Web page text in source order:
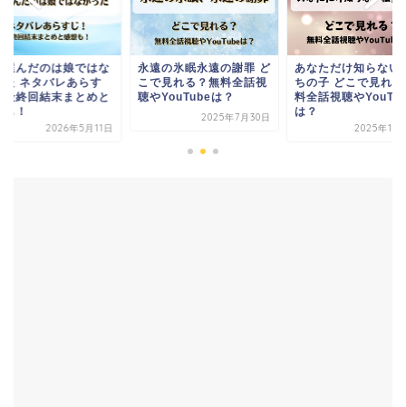
の氷眠永遠の謝罪 ど
見れる？無料全話視
YouTubeは？
あなただけ知らない私た
ちの子 どこで見れる？無
料全話視聴やYouTube
父が選んだのは娘で
かった ネタバレあら
じ！最終回結末まと
感想も！
2026年5